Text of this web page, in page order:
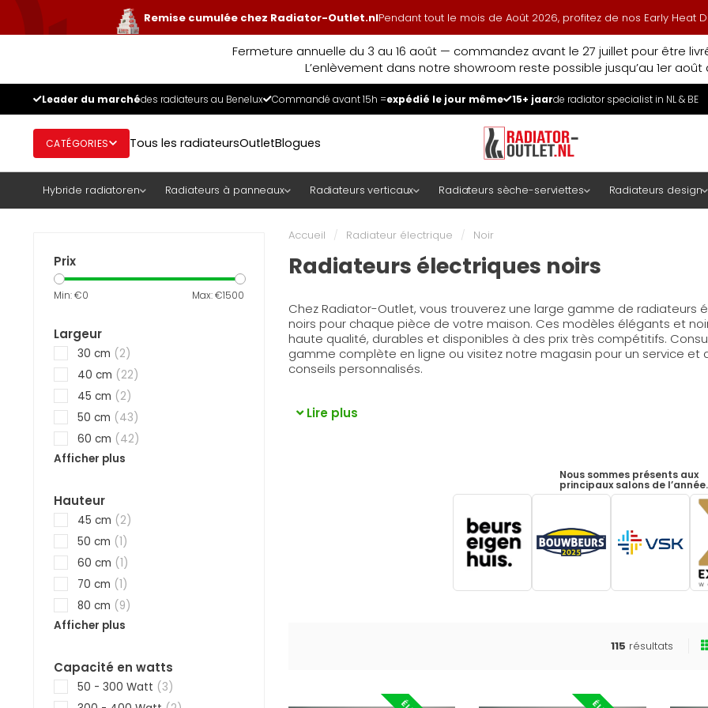
Remise cumulée chez Radiator-Outlet.nlPendant tout le mois de Août 2026, profitez de nos Early Heat
Fermeture annuelle du 3 au 16 août — commandez avant le 27 juillet pour être
L’enlèvement dans notre showroom reste possible jusqu’au 1er août
Leader du marchédes radiateurs au Benelux Commandé avant 15h =expédié le jour même 15+ jaarde radiator specialist in NL & BE
CATÉGORIES Tous les radiateursOutletBlogues
Hybride radiatoren Radiateurs à panneaux Radiateurs verticaux Radiateurs sèche-serviettes Radiateurs design
Prix
Min: €0 Max: €1500
Largeur
30 cm (2)
40 cm (22)
45 cm (2)
50 cm (43)
60 cm (42)
Afficher plus
Hauteur
45 cm (2)
50 cm (1)
60 cm (1)
70 cm (1)
80 cm (9)
Afficher plus
Capacité en watts
50 - 300 Watt (3)
Accueil / Radiateur électrique / Noir
Radiateurs électriques noirs
Chez Radiator-Outlet, vous trouverez une large gamme de radiateurs
noirs pour chaque pièce de votre maison. Ces modèles élégants et
haute qualité, durables et disponibles à des prix très compétitifs.
gamme complète en ligne ou visitez notre magasin pour un service et
conseils personnalisés.
Lire plus
Nous sommes présents aux
principaux salons de l’année.
115 résultats